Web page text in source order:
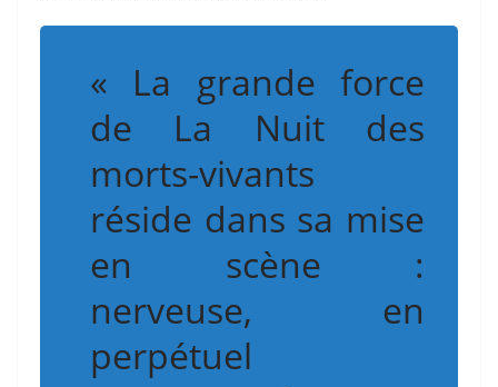
« La grande force
de La Nuit des
morts-vivants
réside dans sa mise
en scène :
nerveuse, en
perpétuel